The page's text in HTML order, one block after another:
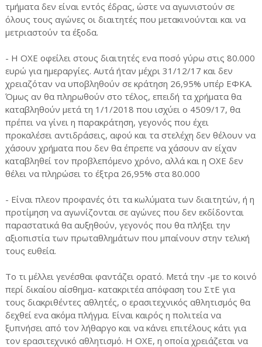
τμήματα δεν είναι εντός έδρας, ώστε να αγωνιστούν σε
όλους τους αγώνες οι διαιτητές που μετακινούνται και να
μετριαστούν τα έξοδα.
- Η ΟΧΕ οφείλει στους διαιτητές ενα ποσό γύρω στις 80.000
ευρώ για ημεραργίες. Αυτά ήταν μέχρι 31/12/17 και δεν
χρειαζόταν να υποβληθούν σε κράτηση 26,95% υπέρ ΕΦΚΑ.
Όμως αν θα πληρωθούν στο τέλος, επειδή τα χρήματα θα
καταβληθούν μετά τη 1/1/2018 που ισχύει ο 4509/17, θα
πρέπει να γίνει η παρακράτηση, γεγονός που έχει
προκαλέσει αντιδράσεις, αφού και τα στελέχη δεν θέλουν να
χάσουν χρήματα που δεν θα έπρεπε να χάσουν αν είχαν
καταβληθεί τον προβλεπόμενο χρόνο, αλλά και η ΟΧΕ δεν
θέλει να πληρώσει το έξτρα 26,95% στα 80.000
- Είναι πλεον προφανές ότι τα κωλύματα των διαιτητών, ή η
προτίμηση να αγωνίζονται σε αγώνες που δεν εκδίδονται
παραστατικά θα αυξηθούν, γεγονός που θα πλήξει την
αξιοπιστία των πρωταθλημάτων που μπαίνουν στην τελική
τους ευθεία.
Το τι μέλλει γενέσθαι φαντάζει ορατό. Μετά την -με το κοινό
περί δικαίου αίσθημα- κατακριτέα απόφαση του ΣτΕ για
τους διακριθέντες αθλητές, ο ερασιτεχνικός αθλητισμός θα
δεχθεί ενα ακόμα πλήγμα. Είναι καιρός η πολιτεία να
ξυπνήσει από τον λήθαργο και να κάνει επιτέλους κάτι για
τον ερασιτεχνικό αθλητισμό. Η ΟΧΕ, η οποία χρειάζεται να